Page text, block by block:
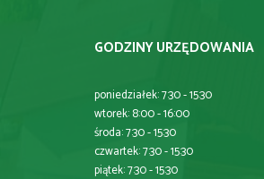
GODZINY URZĘDOWANIA
poniedziałek: 7:30 - 15:30
wtorek: 8:00 - 16:00
środa: 7:30 - 15:30
czwartek: 7:30 - 15:30
piątek: 7:30 - 15:30